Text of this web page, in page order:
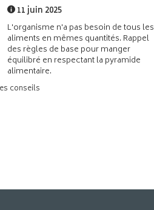
11 juin 2025
L'organisme n'a pas besoin de tous les
aliments en mêmes quantités. Rappel
des règles de base pour manger
équilibré en respectant la pyramide
alimentaire.
conseils